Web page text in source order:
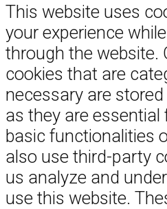
This website uses
your experience
through the website.
cookies that are
necessary are
as they are
basic functionalities
also use third-party
us analyze and
use this website.